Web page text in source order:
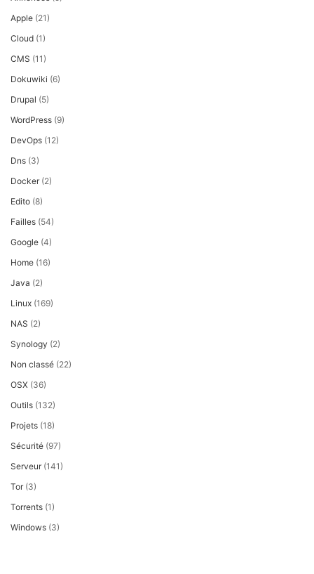
Apple (21)
Cloud (1)
CMS (11)
Dokuwiki (6)
Drupal (5)
WordPress (9)
DevOps (12)
Dns (3)
Docker(2)
Edito (8)
Failles (54)
Google (4)
Home (16)
Java (2)
Linux (169)
NAS (2)
Synology (2)
Non classé (22)
OSX (36)
Outils (132)
Projets (18)
Sécurité (97)
Serveur(141)
Tor(3)
Torrents (1)
Windows (3)